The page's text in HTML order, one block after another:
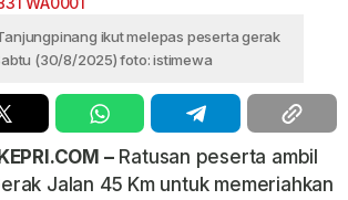
ikut melepas peserta gerak
(30/8/2025) foto: istimewa
–Ratusan peserta ambil
Jalan 45 Km untuk memeriahkan